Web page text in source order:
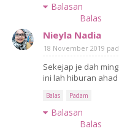
Balasan
Balas
Nieyla Nadia
18 November 2019
Sekejap je dah
ini lah hiburan ahad
Balas Padam
Balasan
Balas